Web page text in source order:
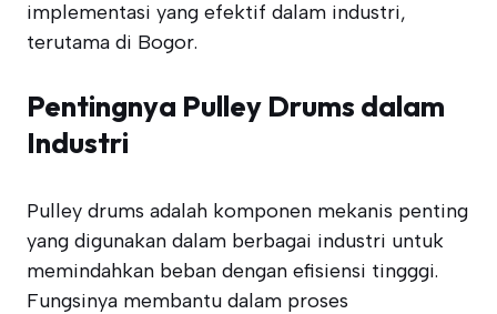
implementasi yang efektif dalam industri,
terutama di Bogor.
Pentingnya Pulley Drums dalam
Industri
Pulley drums adalah komponen mekanis penting
yang digunakan dalam berbagai industri untuk
memindahkan beban dengan efisiensi tingggi.
Fungsinya membantu dalam proses